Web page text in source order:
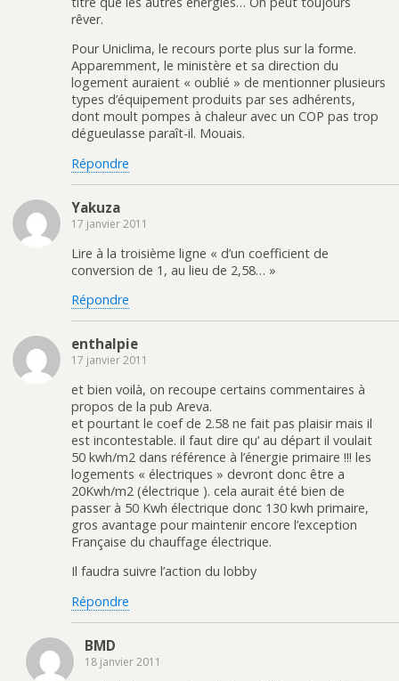
rêver.
Pour Uniclima, le recours porte plus sur la forme.
Apparemment, le ministère et sa direction du
logement auraient « oublié » de mentionner plusieurs
types d’équipement produits par ses adhérents,
dont moult pompes à chaleur avec un COP pas trop
dégueulasse paraît-il. Mouais.
Répondre
Yakuza
17 janvier 2011
Lire à la troisième ligne « d’un coefficient de
conversion de 1, au lieu de 2,58… »
Répondre
enthalpie
17 janvier 2011
et bien voilà, on recoupe certains commentaires à
propos de la pub Areva.
et pourtant le coef de 2.58 ne fait pas plaisir mais il
est incontestable. il faut dire qu’ au départ il voulait
50 kwh/m2 dans référence à l’énergie primaire !!! les
logements « électriques » devront donc être a
20Kwh/m2 (électrique ). cela aurait été bien de
passer à 50 Kwh électrique donc 130 kwh primaire,
gros avantage pour maintenir encore l’exception
Française du chauffage électrique.
Il faudra suivre l’action du lobby
Répondre
BMD
18 janvier 2011